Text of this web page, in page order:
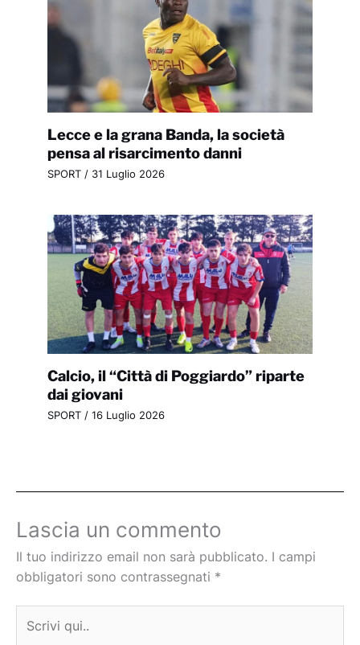
Lecce e la grana Banda, la società
pensa al risarcimento danni
SPORT/ 31 Luglio 2026
Calcio, il “Città di Poggiardo” riparte
dai giovani
SPORT/ 16 Luglio 2026
Lascia un commento
Il tuo indirizzo email non sarà pubblicato. I campi
obbligatori sono contrassegnati *
qui..